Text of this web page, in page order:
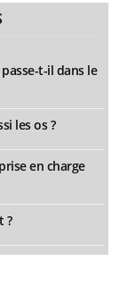
t-il dans le
les os ?
en charge
?